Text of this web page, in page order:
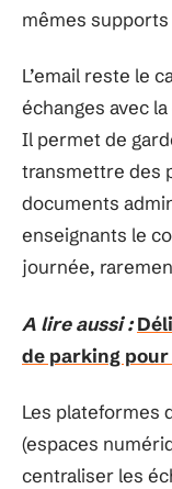
mêmes
L’email reste le
échanges avec
Il permet de
transmettre des
documents
enseignants le
journée,
A lire aussi :
de parking
Les plateformes
(espaces
centraliser les